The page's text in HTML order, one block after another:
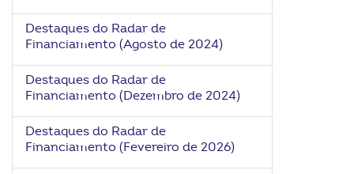
Destaques do Radar de
Financiamento (Agosto de 2024)
Destaques do Radar de
Financiamento (Dezembro de 2024)
Destaques do Radar de
Financiamento (Fevereiro de 2026)